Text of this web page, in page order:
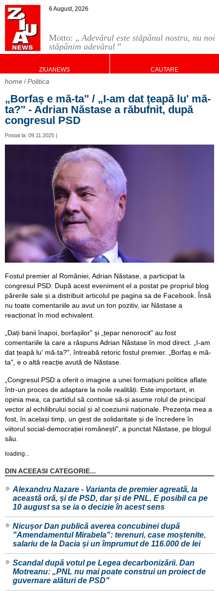
Motto: „Adevărul este stăpânul nostru, nu noi
stăpânim adevărul ”
6 August, 2026
ZIUANEWS CAUTARE
home Politica
„Borfaș e mă-ta" / „I-am dat țeapă lu' mă-
ta?" - Adrian Năstase a răbufnit, după
congresul PSD
Postat la: 09.11.2025 |
Fostul premier al României, Adrian Năstase, a participat la
congresul PSD. După acest eveniment el a postat pe propriul blog
părerile sale și a distribuit articolul pe pagina sa de Facebook. Însă
nu toate comentariile au avut un ton pozitiv, iar Năstase a
reacționat în mod echivalent.
„Dați banii înapoi, borfașilor" și „țepar nenorocit" au fost
comentariile la care a răspuns Adrian Năstase în mod direct. „I-am
dat țeapă lu' mă-ta?", întreabă retoric fostul premier. „Borfaș e mă-
ta", e o altă reacție avută de Năstase.
„Congresul PSD a oferit o imagine a unei formațiuni politice aflate
într-un proces de adaptare la noile realități. Este important, in
opinia mea, ca partidul să continue să-și asume rolul de principal
vector al echilibrului social și al coeziunii naționale. Prezența mea a
fost, în același timp, un gest de solidaritate și de încredere în
viitorul social-democrației românești", a punctat Năstase, pe blogul
său.
loading...
DIN ACEEASI CATEGORIE...
Alexandru Nazare - Varianta de premier agreată, la
această oră, și de PSD, dar și de PNL. E posibil ca pe
10 august sa se ia o decizie în acest sens
Nicușor Dan publică averea concubinei după
"Amendamentul Mirabela": terenuri, case moștenite,
salariu de la Dacia și un împrumut de 116.000 de lei
Scandal după votul pe Legea decarbonizării. Dan
Motreanu: „PNL nu mai poate construi un proiect de
guvernare alături de PSD"